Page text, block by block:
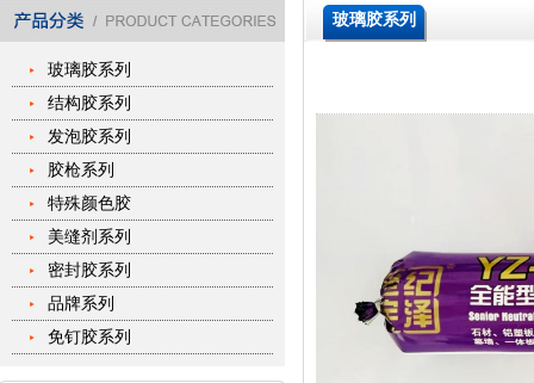
玻璃胶系列
结构胶系列
发泡胶系列
胶枪系列
特殊颜色胶
美缝剂系列
密封胶系列
品牌系列
免钉胶系列
玻璃胶系列